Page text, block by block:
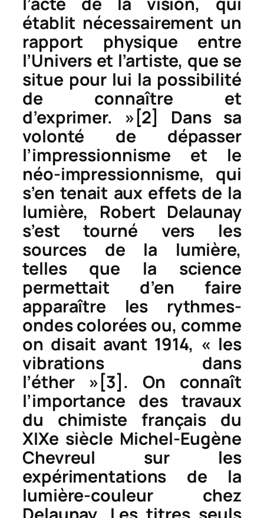
établit nécessairement un
rapport physique entre
l’Univers et l’artiste, que se
situe pour lui la possibilité
de connaître et
d’exprimer. » [2]
Dans sa
volonté de dépasser
l’impressionnisme et le
néo-impressionnisme, qui
s’en tenait aux effets de la
lumière, Robert Delaunay
s’est tourné vers les
sources de la lumière,
telles que la science
permettait d’en faire
apparaître les rythmes-
ondes colorées ou, comme
on disait avant 1914, « les
vibrations dans
l’éther » [3] . On connaît
l’importance des travaux
du chimiste français du
XIXe siècle Michel-Eugène
Chevreul sur les
expérimentations de la
lumière-couleur chez